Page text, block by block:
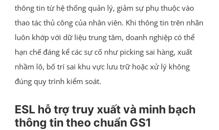
thông tin từ hệ thống quản lý, giảm sự phụ thuộc vào
thao tác thủ công của nhân viên. Khi thông tin trên nhãn
luôn khớp với dữ liệu trung tâm, doanh nghiệp có thể
hạn chế đáng kể các sự cố như picking sai hàng, xuất
nhầm lô, bố trí sai khu vực lưu trữ hoặc xử lý không
đúng quy trình kiểm soát.
ESL hỗ trợ truy xuất và minh bạch
thông tin theo chuẩn GS1